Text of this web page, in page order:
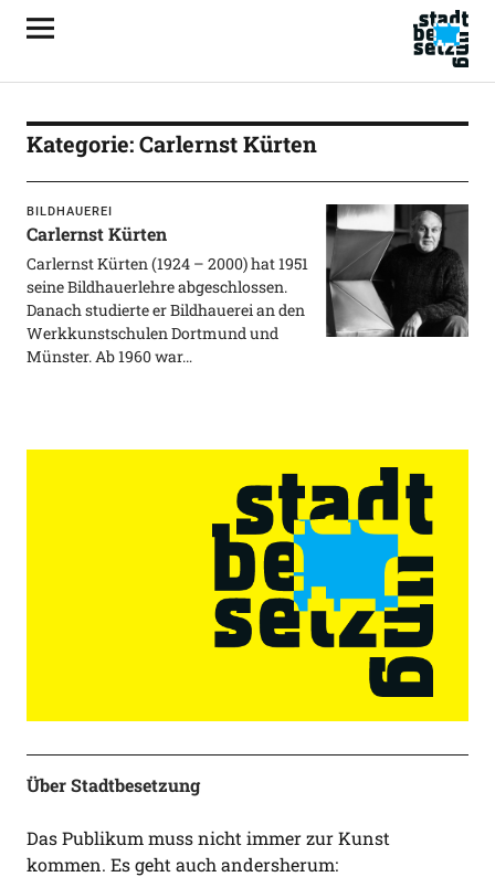
Kategorie:Carlernst Kürten
BILDHAUEREI
Carlernst Kürten
Carlernst Kürten (1924 – 2000) hat 1951
seine Bildhauerlehre abgeschlossen.
Danach studierte er Bildhauerei an den
Werkkunstschulen Dortmund und
Münster. Ab 1960 war…
Über Stadtbesetzung
Das Publikum muss nicht immer zur Kunst
kommen. Es geht auch andersherum: